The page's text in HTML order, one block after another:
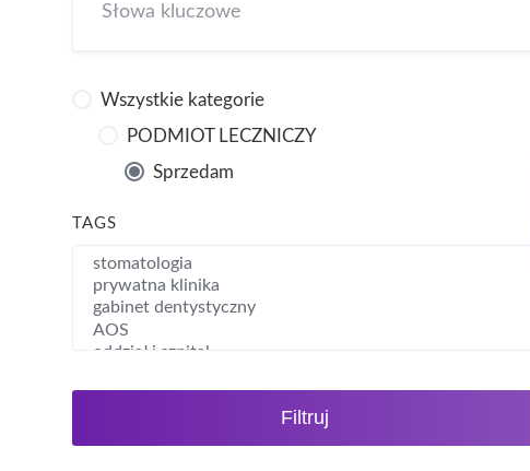
Wszystkie kategorie
PODMIOT LECZNICZY
Sprzedam
TAGS
Filtruj